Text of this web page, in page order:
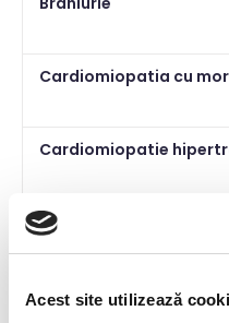
Acest site utilizează
Cardiomiopatia cu
Cardiomiopatie
Cardiomiopatie
Cardiomiopatie